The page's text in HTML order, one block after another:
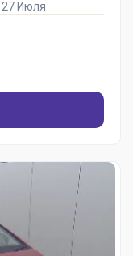
27 Июля